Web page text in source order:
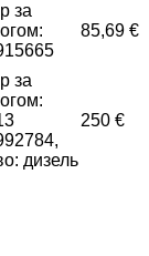
за
85,69 €
за
дизель
250 €